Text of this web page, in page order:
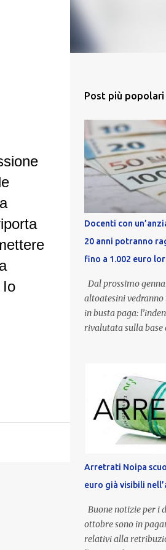
Post più popolari
Docenti con
20 anni potranno
fino a 1.002 euro
Dal prossimo
altoatesini
in busta paga:
rivalutata sulla base
un’anzianità
potranno
annui. Il nuovo
introduce inoltre un
dedicato alle donne
genere, in linea con
con l’obiettivo di
supporto in
provinciale per i
Italia: si tratta di
Provincia autonoma
Arretrati Noipa
euro già visibili
Buone notizie per i
ottobre sono in
relativi alla